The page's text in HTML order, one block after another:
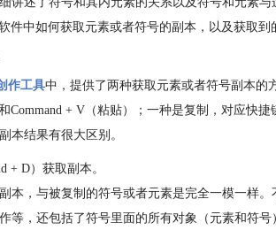
件中如何获取元素或者符号的副本，以及获取到
作工具中，提供了两种获取元素或者符号副本的
Command + V（粘贴）；一种是复制，对应快
本结果有很大区别。
+ D）获取副本。
本，与被复制的符号或者元素是完全一模一样
等，还包括了符号里面的所有对象（元素和符号